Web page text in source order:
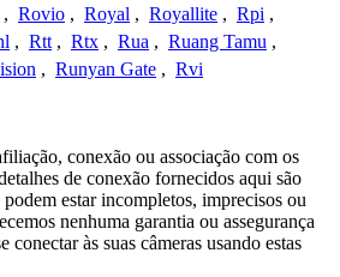
, Rovio , Royal , Royallite , Rpi ,
, Rtt , Rtx , Rua , Ruang Tamu ,
, Runyan Gate , Rvi
conexão ou associação com os
de conexão fornecidos aqui são
estar incompletos, imprecisos ou
nenhuma garantia ou assegurança
conectar às suas câmeras usando estas